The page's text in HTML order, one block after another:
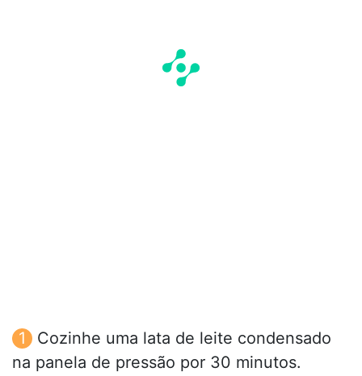
Cozinhe uma lata de leite condensado
na panela de pressão por 30 minutos.